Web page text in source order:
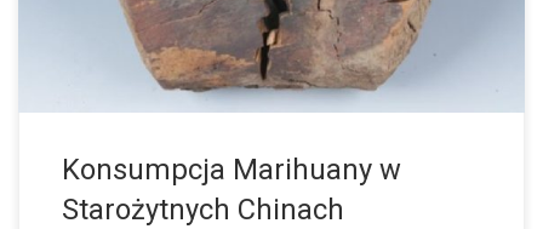
Konsumpcja Marihuany w
Starożytnych Chinach